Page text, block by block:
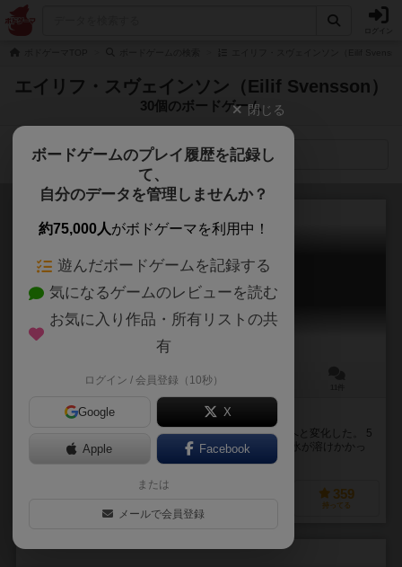
エイリフ・スヴェインソン（Eilif Svensson）
30個のボードゲーム
検索メニュー
リバイブ
Revive
90～120分
人類が衰退した世界を復興し世界を取り戻せ！！
人類が衰退して地表は氷に覆われた氷河期により世界へと変化した。 5
千年が経過した現在、各種族は地表に姿を現した。 「氷が溶けかかっ
ている、今こそ我々が文明を取り戻...
474 359
持ってる
閉じる
ボードゲームのプレイ履歴を記録し
て、
自分のデータを管理しませんか？
約75,000人がボドゲーマを利用中！
遊んだボードゲームを記録する
気になるゲームのレビューを読む
お気に入り作品・所有リストの共
有
ログイン / 会員登録（10秒）
Google X
Apple Facebook
または
メールで会員登録